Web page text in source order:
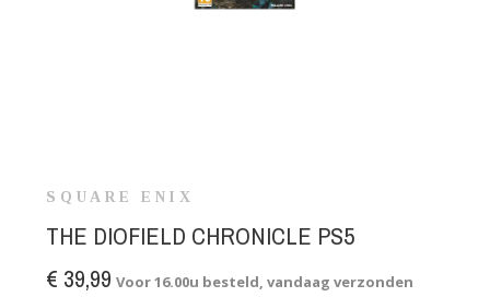
SQUARE ENIX
THE DIOFIELD CHRONICLE PS5
€ 39,99 Voor 16.00u besteld, vandaag verzonden